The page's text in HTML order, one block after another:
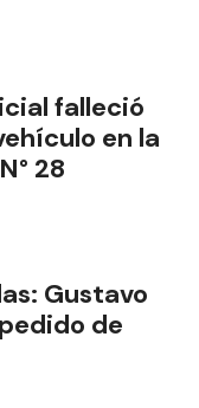
falleció
en la
28
Gustavo
de